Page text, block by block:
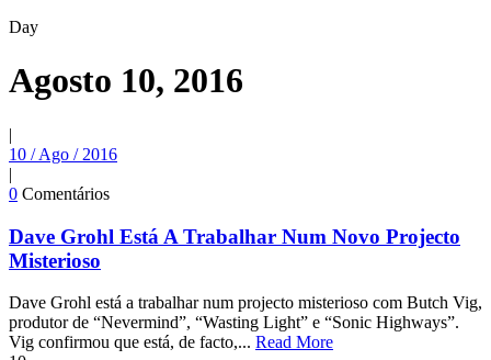
Day
Agosto 10, 2016
|
10 / Ago / 2016
|
0 Comentários
Dave Grohl Está A Trabalhar Num Novo Projecto
Misterioso
Dave Grohl está a trabalhar num projecto misterioso com Butch Vig,
produtor de “Nevermind”, “Wasting Light” e “Sonic Highways”.
Vig confirmou que está, de facto,... Read More